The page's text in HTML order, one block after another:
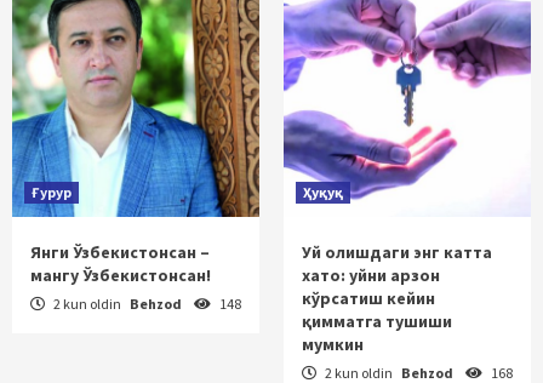
Ғурур
Янги Ўзбекистонсан –
мангу Ўзбекистонсан!
2 kun oldin Behzod 148
Ҳуқуқ
Уй олишдаги энг катта
хато: уйни арзон
кўрсатиш кейин
қимматга тушиши
мумкин
2 kun oldin Behzod 168